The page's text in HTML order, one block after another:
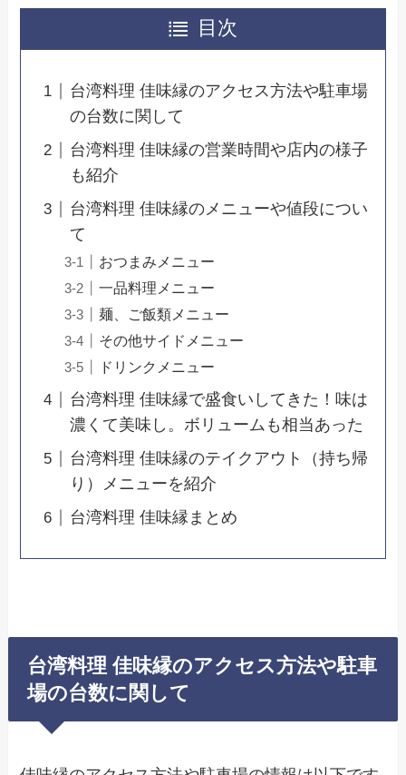
目次
台湾料理 佳味縁のアクセス方法や駐車場
の台数に関して
台湾料理 佳味縁の営業時間や店内の様子
も紹介
台湾料理 佳味縁のメニューや値段につい
て
おつまみメニュー
一品料理メニュー
麺、ご飯類メニュー
その他サイドメニュー
ドリンクメニュー
台湾料理 佳味縁で盛食いしてきた！味は
濃くて美味し。ボリュームも相当あった
台湾料理 佳味縁のテイクアウト（持ち帰
り）メニューを紹介
台湾料理 佳味縁まとめ
台湾料理 佳味縁のアクセス方法や駐車
場の台数に関して